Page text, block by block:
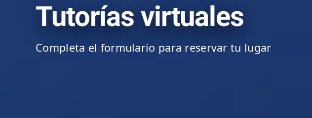
Tutorías virtuales
Completa el formulario para reservar tu lugar